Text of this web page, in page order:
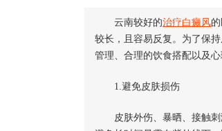
云南较好的治疗白癜风
较长，且容易反复。为了保
管理、合理的饮食搭配以及
1.避免皮肤损伤
皮肤外伤、暴晒、接触刺